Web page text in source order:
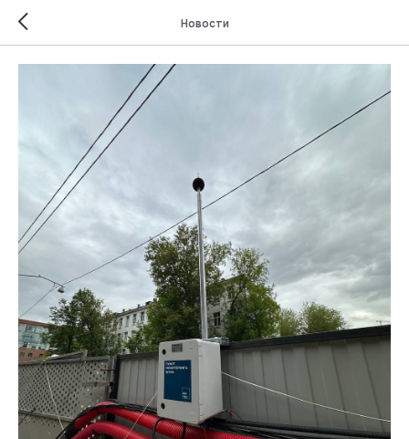
Новости